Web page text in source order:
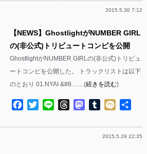
2015.5.30 7:12
【NEWS】GhostlightがNUMBER GIRL
の(非公式)トリビュートコンピを公開
GhostlightがNUMBER GIRLの(非公式)トリビュ
ートコンピを公開した。 トラックリストは以下
のとおり 01.NYAI &#8……(続きを読む)
Facebook
TwitterLine ThreadsMastodon
Tumblr
Mixi
2015.5.29 22:35